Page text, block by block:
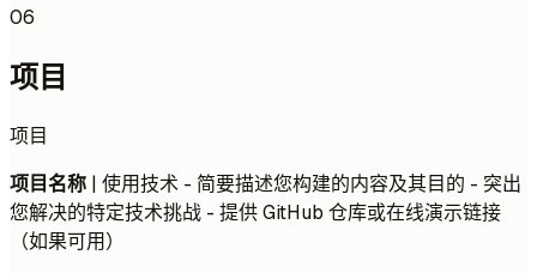
06
项目
项目
项目名称 | 使用技术 - 简要描述您构建的内容及其目的 - 突出
您解决的特定技术挑战 - 提供 GitHub 仓库或在线演示链接
（如果可用）